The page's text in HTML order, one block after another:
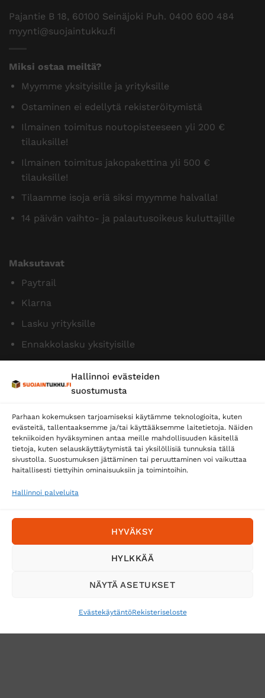
Hallinnoi evästeiden
suostumusta
Parhaan kokemuksen tarjoamiseksi käytämme teknologioita, kuten
evästeitä, tallentaaksemme ja/tai käyttääksemme laitetietoja. Näiden
tekniikoiden hyväksyminen antaa meille mahdollisuuden käsitellä
tietoja, kuten selauskäyttäytymistä tai yksilöllisiä tunnuksia tällä
sivustolla. Suostumuksen jättäminen tai peruuttaminen voi vaikuttaa
haitallisesti tiettyihin ominaisuuksiin ja toimintoihin.
Hallinnoi palveluita
HYVÄKSY
HYLKKÄÄ
NÄYTÄ ASETUKSET
EvästekäytäntöRekisteriseloste
Pajantie B 18, 60100 Seinäjoki Puh. 0400 600 484
myynti@suojaintukku.fi
Miksi ostaa meiltä?
Myymme yksityisille ja yrityksille
Ostaminen ei edellytä rekisteröitymistä
Ilmainen toimitus noutopisteeseen yli 200 €
tilauksille!
Ilmainen toimitus jakopakettina yli 500 €
tilauksille!
Tilaamme isoja eriä siksi myymme halvalla!
14 päivän vaihto- ja palautusoikeus kuluttajille
Maksutavat
Paytrail
Klarna
Lasku yrityksille
Ennakkolasku yksityisille
Toimitustavat
Posti
Matkahuolto
Tilaa uutiskirje ja saat erikoisalennuksia